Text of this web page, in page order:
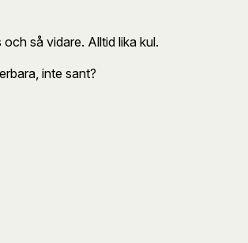
så vidare. Alltid lika kul.
inte sant?